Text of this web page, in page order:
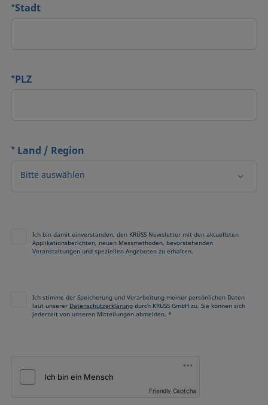
*Stadt
*PLZ
* Land / Region
Bitte auswählen
Ich bin damit einverstanden, den KRÜSS Newsletter mit den aktuellsten
Applikationsberichten, neuen Messmethoden, bevorstehenden
Veranstaltungen und speziellen Angeboten zu erhalten.
Ich stimme der Speicherung und Verarbeitung meiner persönlichen Daten
laut unserer Datenschutzerklärung durch KRÜSS GmbH zu. Sie können sich
jederzeit von unseren Mitteilungen abmelden. *
Friendly Captcha